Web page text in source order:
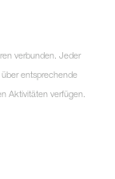
verbunden. Jeder
entsprechende
Aktivitäten verfügen.